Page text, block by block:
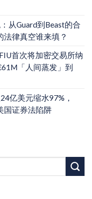
从Guard到Beast的合
律真空谁来填？
首次将加密交易所纳
「人间蒸发」到
亿美元缩水97%，
国证券法陷阱